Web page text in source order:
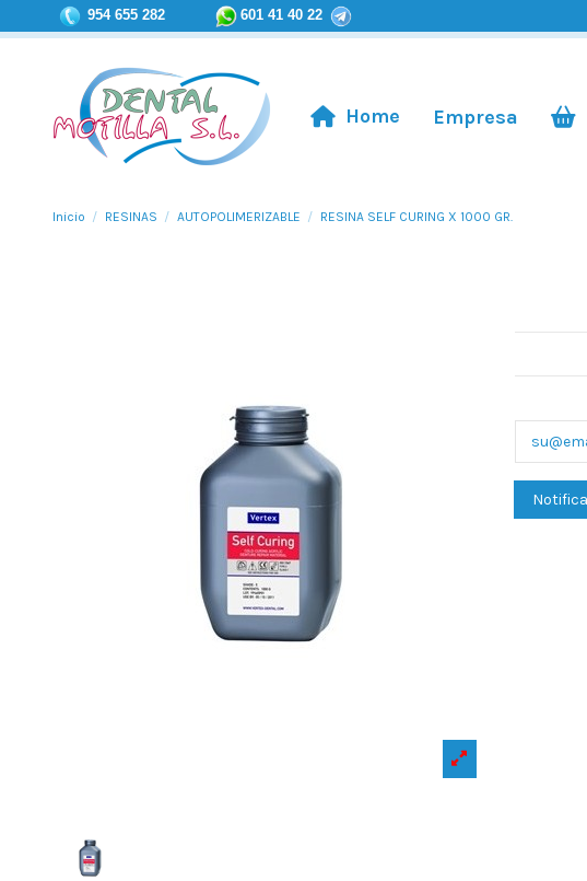
954 655 282 601 41 40 22
Home Empresa
Inicio RESINAS AUTOPOLIMERIZABLE RESINA SELF CURING X 1000 GR.